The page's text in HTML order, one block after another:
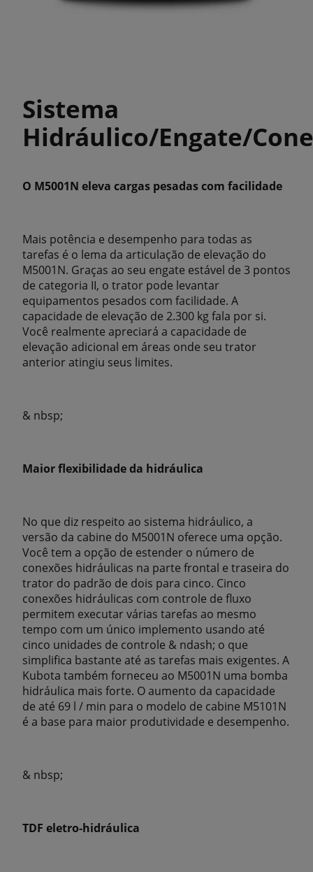
Sistema
Hidráulico/Engate/
O M5001N eleva cargas pesadas com facilidade
Mais potência e desempenho para todas as
tarefas é o lema da articulação de elevação do
M5001N. Graças ao seu engate estável de 3 pontos
de categoria II, o trator pode levantar
equipamentos pesados ​​com facilidade. A
capacidade de elevação de 2.300 kg fala por si.
Você realmente apreciará a capacidade de
elevação adicional em áreas onde seu trator
anterior atingiu seus limites.
& nbsp;
Maior flexibilidade da hidráulica
No que diz respeito ao sistema hidráulico, a
versão da cabine do M5001N oferece uma opção.
Você tem a opção de estender o número de
conexões hidráulicas na parte frontal e traseira do
trator do padrão de dois para cinco. Cinco
conexões hidráulicas com controle de fluxo
permitem executar várias tarefas ao mesmo
tempo com um único implemento usando até
cinco unidades de controle & ndash; o que
simplifica bastante até as tarefas mais exigentes. A
Kubota também forneceu ao M5001N uma bomba
hidráulica mais forte. O aumento da capacidade
de até 69 l / min para o modelo de cabine M5101N
é a base para maior produtividade e desempenho.
& nbsp;
TDF eletro-hidráulica